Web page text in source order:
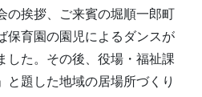
の挨拶、ご来賓の堀順一郎町
保育園の園児によるダンスが
した。その後、役場・福祉課
と題した地域の居場所づくり